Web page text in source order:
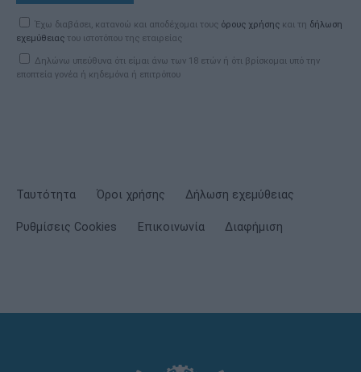
Έχω διαβάσει, κατανοώ και αποδέχομαι τους όρους χρήσης και τη δήλωση
εχεμύθειας του ιστοτόπου της εταιρείας
Δηλώνω υπεύθυνα ότι είμαι άνω των 18 ετών ή ότι βρίσκομαι υπό την
εποπτεία γονέα ή κηδεμόνα ή επιτρόπου
Ταυτότητα Όροι χρήσης Δήλωση εχεμύθειας
Ρυθμίσεις Cookies Επικοινωνία Διαφήμιση